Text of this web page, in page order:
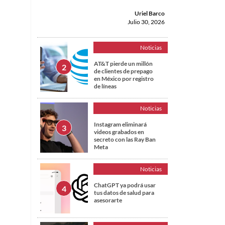
Uriel Barco
Julio 30, 2026
Noticias
AT&T pierde un millón
de clientes de prepago
en México por registro
de líneas
Noticias
Instagram eliminará
videos grabados en
secreto con las Ray Ban
Meta
Noticias
ChatGPT ya podrá usar
tus datos de salud para
asesorarte